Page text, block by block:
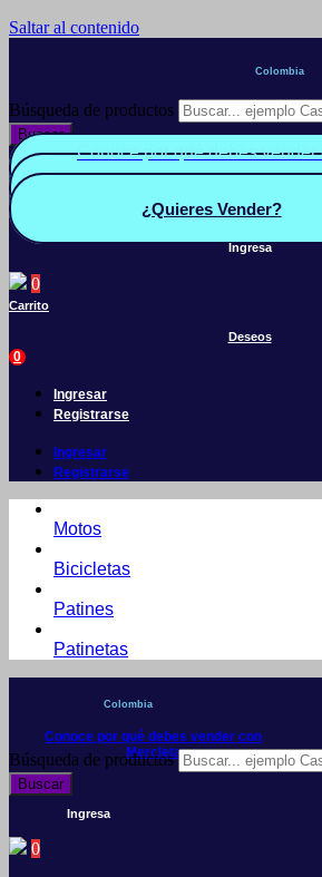
Saltar al contenido
Colombia
Búsqueda de productos
Buscar
Conoce por qué debes vender
Quiero Vender
¿Quieres Vender?
Ingresa
0
Carrito
Deseos
0
Ingresar
Registrarse
Ingresar
Registrarse
Motos
Bicicletas
Patines
Patinetas
Colombia
Conoce por qué debes vender con
Mercleta
Búsqueda de productos
Buscar
Ingresa
0